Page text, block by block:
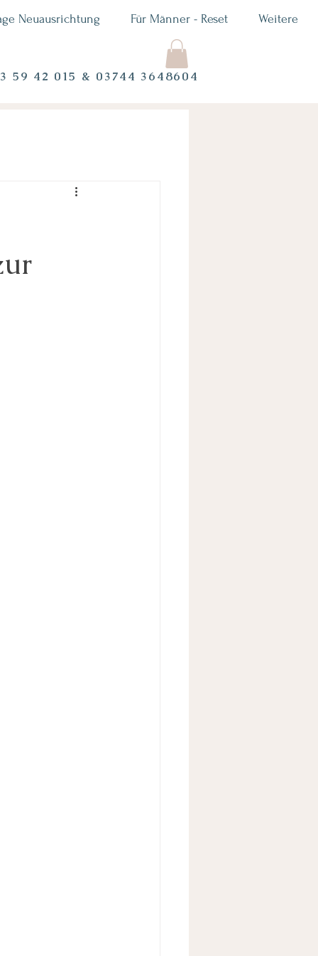
Neuausrichtung Für Männer - Reset Weitere
59 42 015 & 03744 3648604